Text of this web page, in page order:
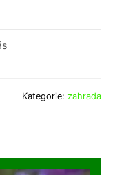
Kategorie: zahrada